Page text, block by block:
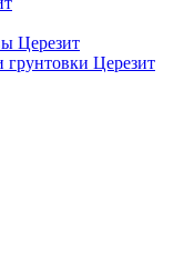
Церезит
грунтовки Церезит